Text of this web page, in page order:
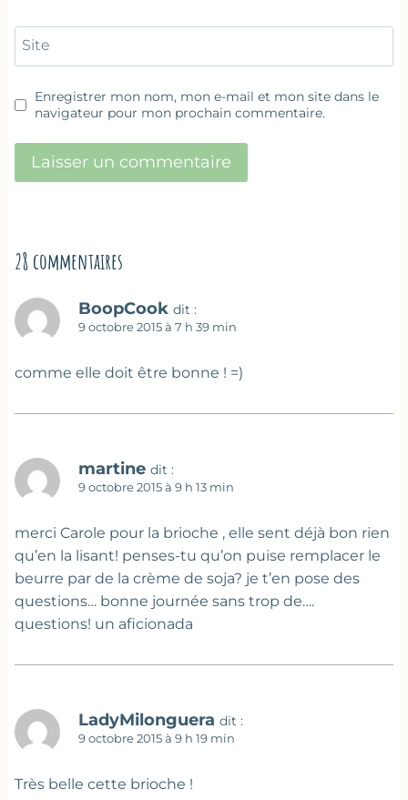
Site
Enregistrer mon nom, mon e-mail et mon site dans le
navigateur pour mon prochain commentaire.
28 commentaires
BoopCook dit :
9 octobre 2015 à 7 h 39 min
comme elle doit être bonne ! =)
martine dit :
9 octobre 2015 à 9 h 13 min
merci Carole pour la brioche , elle sent déjà bon rien
qu’en la lisant! penses-tu qu’on puise remplacer le
beurre par de la crème de soja? je t’en pose des
questions… bonne journée sans trop de….
questions! un aficionada
LadyMilonguera dit :
9 octobre 2015 à 9 h 19 min
Très belle cette brioche !